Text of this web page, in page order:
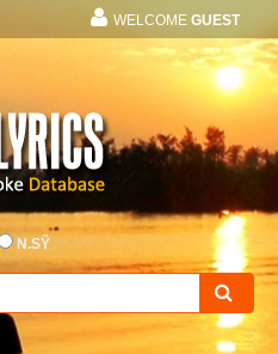
WELCOME GUEST
N.SỸ